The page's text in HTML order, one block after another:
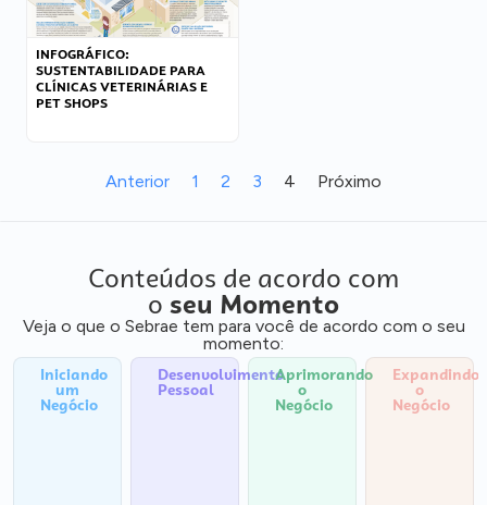
INFOGRÁFICO:
SUSTENTABILIDADE PARA
CLÍNICAS VETERINÁRIAS E
PET SHOPS
Anterior 1 2 3 4 Próximo
Conteúdos de acordo com
o seu Momento
Veja o que o Sebrae tem para você de acordo com o seu
momento:
Iniciando
um
Negócio
Desenvolvimento
Pessoal
Aprimorando
o
Negócio
Expandindo
o
Negócio